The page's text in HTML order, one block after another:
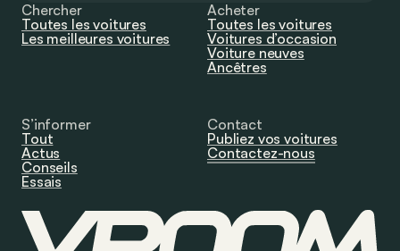
Chercher
Toutes les voitures
Les meilleures voitures
Acheter
Toutes les voitures
Voitures d’occasion
Voiture neuves
Ancêtres
S’informer
Tout
Actus
Conseils
Essais
Contact
Publiez vos voitures
Contactez-nous